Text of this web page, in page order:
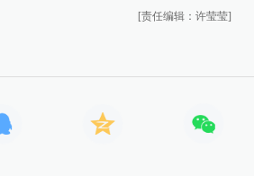
[责任编辑：许莹莹]